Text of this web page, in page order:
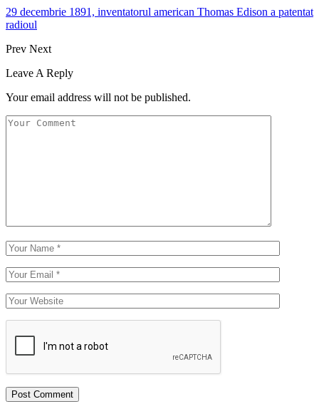
29 decembrie 1891, inventatorul american Thomas Edison a patentat
radioul
Prev Next
Leave A Reply
Your email address will not be published.